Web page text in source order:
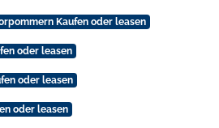
Kaufen oder leasen
oder leasen
oder leasen
oder leasen